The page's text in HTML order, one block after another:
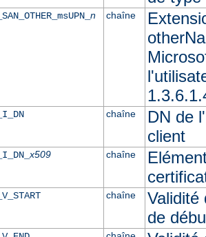
n chaîne
chaîne
DN de
client
x509 chaîne
chaîne
Validité
de